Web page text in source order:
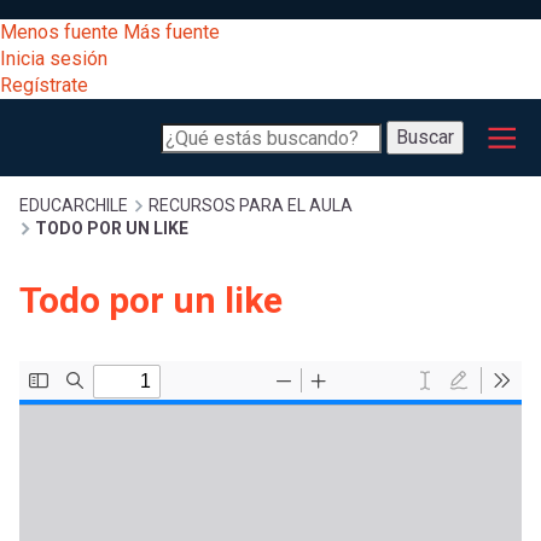
al
contenido
principal
[Educarchile
Escritorio]
Menú
a
Menos fuente Más fuente
Inicia sesión
Regístrate
Buscar
Buscar
Menú
principal
Desarrollo
Expand
Gestión
Expand
Comunidad
Exploración
Sobrescribir
enlaces
de
EDUCARCHILE
RECURSOS PARA EL AULA
TODO POR UN LIKE
Todo por un like
Inicia sesión.